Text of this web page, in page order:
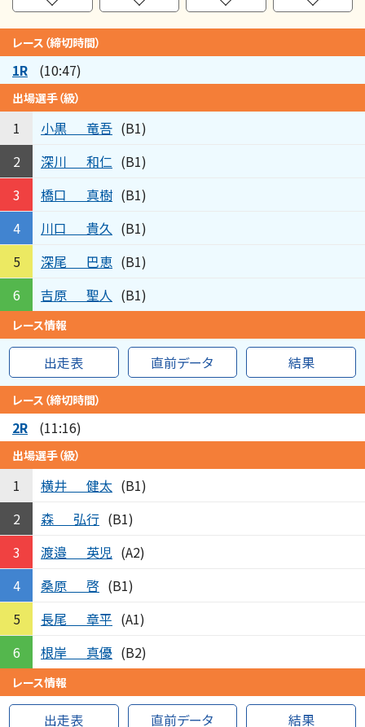
レース（締切時間）
1R (10:47)
出場選手（級）
1 小黒 竜吾 (B1)
2
深川 和仁 (B1)
3
橋口 真樹 (B1)
4
川口 貴久 (B1)
5
深尾 巴恵 (B1)
6
吉原 聖人 (B1)
レース情報
出走表 直前データ 結果
レース（締切時間）
2R (11:16)
出場選手（級）
1 横井 健太 (B1)
2
森 弘行 (B1)
3
渡邉 英児 (A2)
4
桑原 啓 (B1)
5
長尾 章平 (A1)
6
根岸 真優 (B2)
レース情報
出走表 直前データ 結果